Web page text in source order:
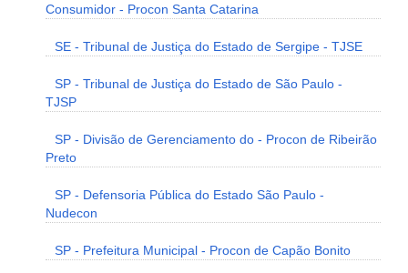
Consumidor - Procon Santa Catarina
SE - Tribunal de Justiça do Estado de Sergipe - TJSE
SP - Tribunal de Justiça do Estado de São Paulo -
TJSP
SP - Divisão de Gerenciamento do - Procon de Ribeirão
Preto
SP - Defensoria Pública do Estado São Paulo -
Nudecon
SP - Prefeitura Municipal - Procon de Capão Bonito